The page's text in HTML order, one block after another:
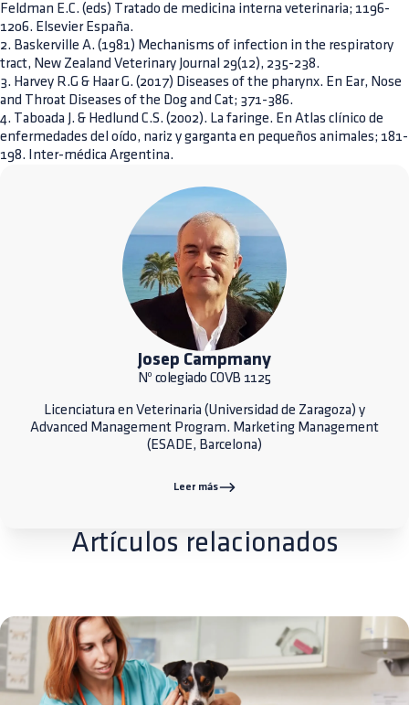
Feldman E.C. (eds) Tratado de medicina interna veterinaria; 1196-
1206. Elsevier España.
2. Baskerville A. (1981) Mechanisms of infection in the respiratory
tract, New Zealand Veterinary Journal 29(12), 235-238.
3. Harvey R.G & Haar G. (2017) Diseases of the pharynx. En Ear, Nose
and Throat Diseases of the Dog and Cat; 371-386.
4. Taboada J. & Hedlund C.S. (2002). La faringe. En Atlas clínico de
enfermedades del oído, nariz y garganta en pequeños animales; 181-
198. Inter-médica Argentina.
Josep Campmany
Nº colegiado COVB 1125
Licenciatura en Veterinaria (Universidad de Zaragoza) y
Advanced Management Program. Marketing Management
(ESADE, Barcelona)
Leer más
Artículos relacionados